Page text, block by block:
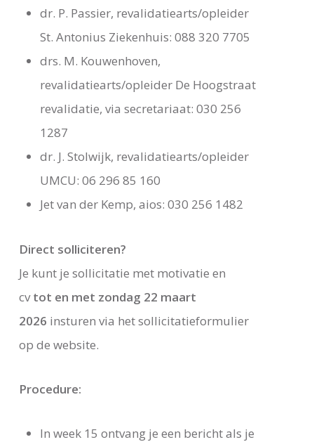
dr. P. Passier, revalidatiearts/opleider
St. Antonius Ziekenhuis: 088 320 7705
drs. M. Kouwenhoven,
revalidatiearts/opleider De Hoogstraat
revalidatie, via secretariaat: 030 256
1287
dr. J. Stolwijk, revalidatiearts/opleider
UMCU: 06 296 85 160
Jet van der Kemp, aios: 030 256 1482
Direct solliciteren?
Je kunt je sollicitatie met motivatie en
cvtot en met zondag 22 maart
2026 insturen via het sollicitatieformulier
op de website.
Procedure:
In week 15 ontvang je een bericht als je